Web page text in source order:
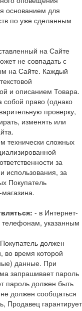
основанием для
по уже сделанным
на Сайте
не совпадать с
на Сайте. Каждый
и описанием Товара.
собой право (однако
проверку,
изменять или
технически сложных
за
использования, за
Покупатель
- в Интернет-
указанным
должен
во время которой
данные. При
запрашивает пароль
пароль должен быть
должен сообщаться
Продавец гарантирует